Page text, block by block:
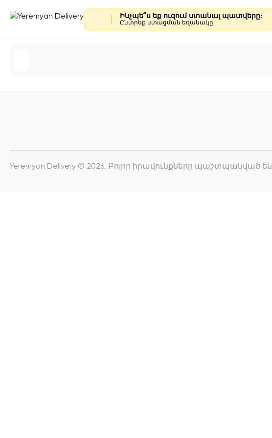
Ինչպե՞ս եք ուզում ստանալ պատվերը։
Ընտրեք ստացման եղանակը
Yeremyan Delivery © 2026. Բոլոր իրավունքները պաշտպանված են